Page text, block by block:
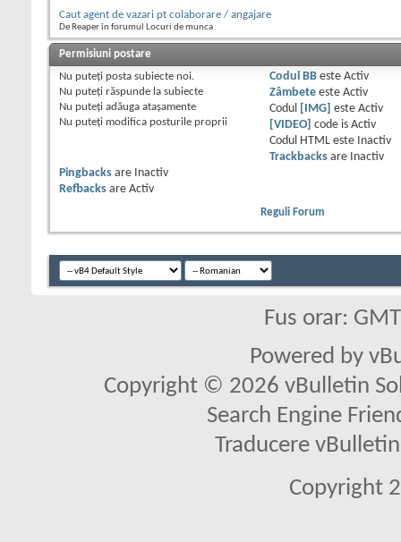
Caut agent de vazari pt colaborare / angajare
De Reaper în forumul Locuri de munca
Permisiuni postare
Nu puteţi posta subiecte noi.
Nu puteţi răspunde la subiecte
Nu puteţi adăuga ataşamente
Nu puteţi modifica posturile proprii
Codul BBeste Activ
Zâmbeteeste Activ
Codul
[IMG] este Activ
[VIDEO]
code is Activ
Codul HTML este
Inactiv
Trackbacksare
Inactiv
Pingbacks are
Inactiv
Refbacks are Activ
Reguli Forum
Fus orar:
Powered by
Copyright © 2026 vBulletin
Search Engine
Traducere
Copyright